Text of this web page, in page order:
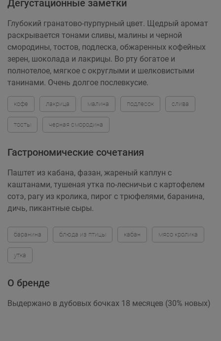
Дегустационные заметки
Глубокий гранатово-пурпурный цвет. Щедрый аромат
раскрывается тонами сливы, малины и черной
смородины, тостов, подлеска, обжаренных кофейных
зерен, шоколада и лакрицы. Во рту богатое и
полнотелое, мягкое с округлыми и шелковистыми
танинами. Очень долгое послевкусие.
кофе лакрица малина подлесок слива
тосты черная смородина
Гастрономические сочетания
Паштет из кабана, фазан, жареный каплун с
каштанами, тушеная утка по-лесничьи с картофелем
сотэ, рагу из кролика, пирог с трюфелями, баранина,
дичь, пикантные сыры.
баранина блюда из птицы кабан мясо кролика
утка
О бренде
Выдержано в дубовых бочках 18 месяцев (30% новых)